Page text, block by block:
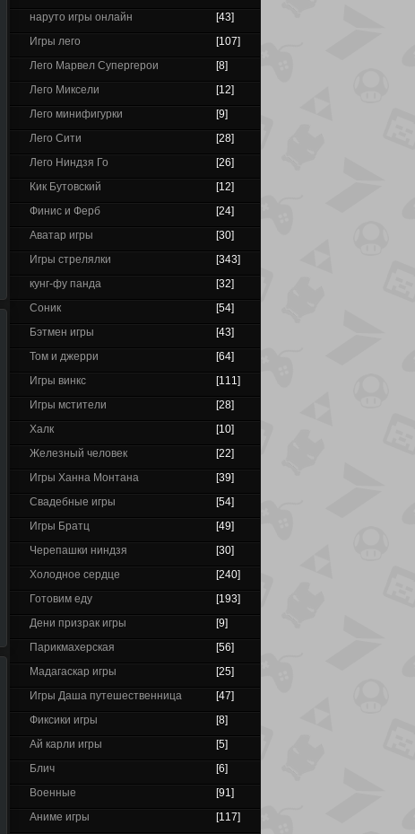
наруто игры онлайн
[43]
Игры лего
[107]
Лего Марвел Супергерои
[8]
Лего Миксели
[12]
Лего минифигурки
[9]
Лего Сити
[28]
Лего Ниндзя Го
[26]
Кик Бутовский
[12]
Финис и Ферб
[24]
Аватар игры
[30]
Игры стрелялки
[343]
кунг-фу панда
[32]
Соник
[54]
Бэтмен игры
[43]
Том и джерри
[64]
Игры винкс
[111]
Игры мстители
[28]
Халк
[10]
Железный человек
[22]
Игры Ханна Монтана
[39]
Свадебные игры
[54]
Игры Братц
[49]
Черепашки ниндзя
[30]
Холодное сердце
[240]
Готовим еду
[193]
Дени призрак игры
[9]
Парикмахерская
[56]
Мадагаскар игры
[25]
Игры Даша путешественница
[47]
Фиксики игры
[8]
Ай карли игры
[5]
Блич
[6]
Военные
[91]
Аниме игры
[117]